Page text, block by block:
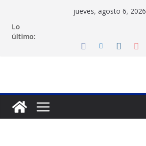
contenido
jueves, agosto 6, 2026
Lo
último: